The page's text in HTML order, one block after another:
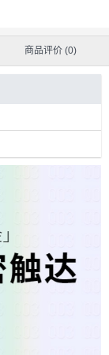
商品评价 (0)